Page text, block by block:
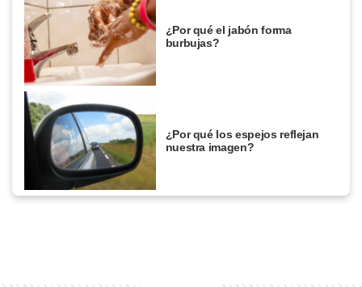
¿Por qué el jabón forma
burbujas?
¿Por qué los espejos reflejan
nuestra imagen?